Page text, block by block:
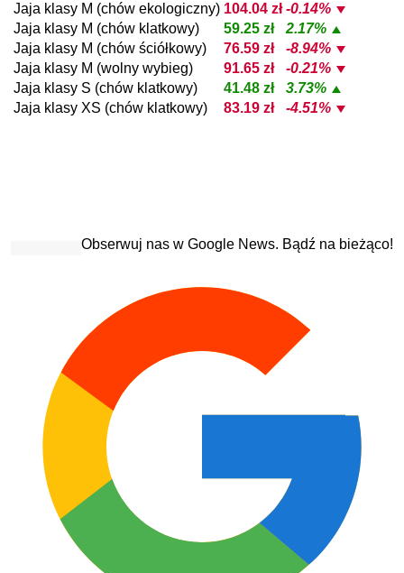
Jaja klasy M (chów ekologiczny) 104.04 zł -0.14%
Jaja klasy M (chów klatkowy)
59.25 zł
2.17%
Jaja klasy M (chów ściółkowy)
76.59 zł
-8.94%
Jaja klasy M (wolny wybieg)
91.65 zł
-0.21%
Jaja klasy S (chów klatkowy)
41.48 zł
3.73%
Jaja klasy XS (chów klatkowy)
83.19 zł -4.51%
Obserwuj nas w Google News. Bądź na bieżąco!